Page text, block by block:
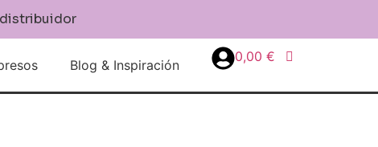
Blog & Inspiración
0,00€